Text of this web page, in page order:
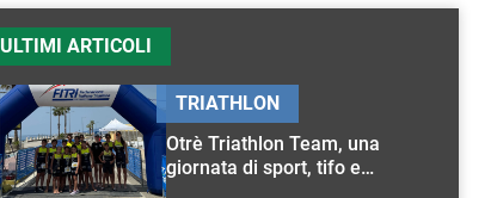
ULTIMI ARTICOLI
Otrè Triathlon Team, una
giornata di sport, tifo e
TRIATHLON